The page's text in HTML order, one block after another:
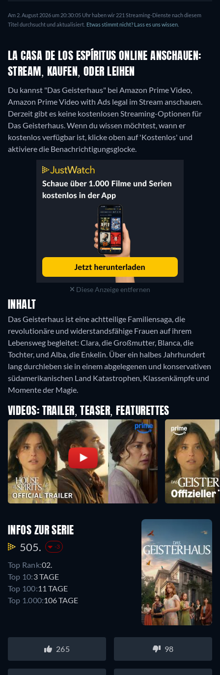
Am 2. August 2026 um 20:30:05 Uhr haben wir 221 Streaming-Dienste nach diesem
Titel durchsucht und aktualisiert. Etwas stimmt nicht? Lass es uns wissen.
LA CASA DE LOS ESPÍRITUS ONLINE ANSCHAUEN:
STREAM, KAUFEN, ODER LEIHEN
Du kannst "Das Geisterhaus" bei Amazon Prime Video,
Amazon Prime Video with Ads legal im Stream anschauen.
Derzeit gibt es keine kostenlosen Streaming-Optionen für
Das Geisterhaus. Wenn du wissen möchtest, wann er
kostenlos verfügbar ist, klicke oben auf 'Kostenlos' und
aktiviere die Benachrichtigungsglocke.
Diese Anzeige entfernen
INHALT
Das Geisterhaus ist eine achtteilige Familiensaga, die
revolutionäre und widerstandsfähige Frauen auf ihrem
Lebensweg begleitet: Clara, die Großmutter, Blanca, die
Tochter, und Alba, die Enkelin. Über ein halbes Jahrhundert
lang durchleben sie in einem abgelegenen und konservativen
südamerikanischen Land Katastrophen, Klassenkämpfe und
Momente der Magie.
VIDEOS: TRAILER, TEASER, FEATURETTES
INFOS ZUR SERIE
505. -3
Top Rank:02.
Top 10:3 TAGE
Top 100:11 TAGE
Top 1.000:106 TAGE
265 98